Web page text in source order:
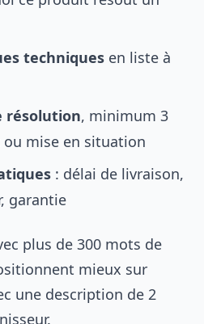
techniques en liste à
résolution, minimum 3
mise en situation
: délai de livraison,
garantie
plus de 300 mots de
mieux sur
une description de 2